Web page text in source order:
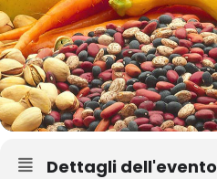
Dettagli dell'evento